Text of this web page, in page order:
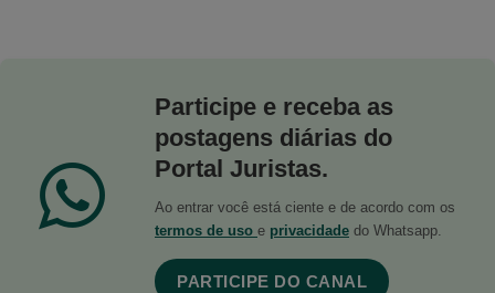
Participe e receba as
postagens diárias do
Portal Juristas.
Ao entrar você está ciente e de acordo com os
termos de uso e privacidade do Whatsapp.
PARTICIPE DO CANAL